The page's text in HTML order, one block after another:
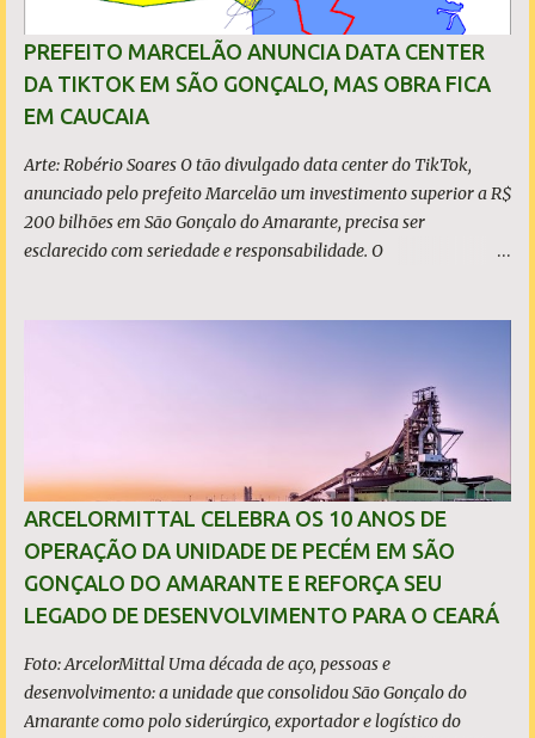
programados e permaneceu firme em seus valores de segurança,
sustentabilidade, qualidade e liderança. A produção total de aço
somou 15,14 milhões de toneladas – um recuo de 1,3% em
relação a 2024. A produção de minério de ferro atingiu 2,34
milhões de toneladas, montante 18,3% menor que 2024. Neste
caso, o resultado foi impactado pela trans...
PREFEITO MARCELÃO ANUNCIA DATA CENTER
DA TIKTOK EM SÃO GONÇALO, MAS OBRA FICA
EM CAUCAIA
Arte: Robério Soares O tão divulgado data center do TikTok,
anunciado pelo prefeito Marcelão um investimento superior a R$
200 bilhões em São Gonçalo do Amarante, precisa ser
esclarecido com seriedade e responsabilidade. O
investimento que não lhe pertence, ou desconhece os limites
territoriais do município que governa. Em qualquer dos casos, a
situação é grave. A população tem direito à informação correta,
transparente e sem propaganda enganosa, sobretudo quando
investimentos bilionários são usados como vitrine política. O que
é, de fato, o CIPP O Complexo Industrial e Portuário do Pecém
(CIPP) está situado parcialmente nos municípios de São Gonçalo
do Amarante e de Caucaia, conforme demonstram o mapa
acima. Embora a Vila (ou distrito) do Pecém pertença a Sã...
ARCELORMITTAL CELEBRA OS 10 ANOS DE
OPERAÇÃO DA UNIDADE DE PECÉM EM SÃO
GONÇALO DO AMARANTE E REFORÇA SEU
LEGADO DE DESENVOLVIMENTO PARA O CEARÁ
Foto: ArcelorMittal Uma década de aço, pessoas e
desenvolvimento: a unidade que consolidou São Gonçalo do
Amarante como polo siderúrgico, exportador e logístico do